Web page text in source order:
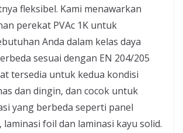
fleksibel. Kami menawarkan
perekat PVAc 1K untuk
Anda dalam kelas daya
sesuai dengan EN 204/205
tersedia untuk kedua kondisi
dan dingin, dan cocok untuk
yang berbeda seperti panel
foil dan laminasi kayu solid.